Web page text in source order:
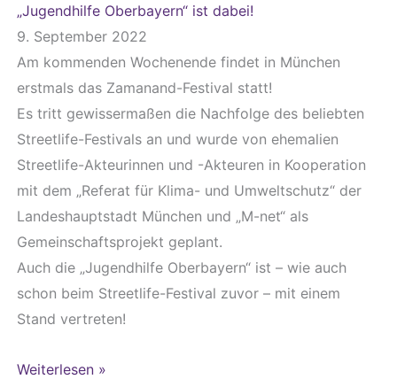
„Jugendhilfe Oberbayern“ ist dabei!
9. September 2022
Am kommenden Wochenende findet in München
erstmals das Zamanand-Festival statt!
Es tritt gewissermaßen die Nachfolge des beliebten
Streetlife-Festivals an und wurde von ehemalien
Streetlife-Akteurinnen und -Akteuren in Kooperation
mit dem „Referat für Klima- und Umweltschutz“ der
Landeshauptstadt München und „M-net“ als
Gemeinschaftsprojekt geplant.
Auch die „Jugendhilfe Oberbayern“ ist – wie auch
schon beim Streetlife-Festival zuvor – mit einem
Stand vertreten!
Weiterlesen »